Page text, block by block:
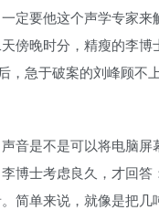
定要他这个声学专家来
傍晚时分，精瘦的李博
，急于破案的刘峰顾不
音是不是可以将电脑屏
博士考虑良久，才回答
简单来说，就像是把几